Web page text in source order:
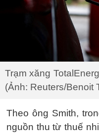
Trạm xăng
(Ảnh: Reuters/Benoit
Theo ông Smith,
nguồn thu từ thuế